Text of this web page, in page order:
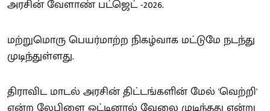
அரசின் வேளாண் பட்ஜெட் -2026.
மற்றுமொரு பெயர்மாற்ற நிகழ்வாக மட்டுமே நடந்து
முடிந்துள்ளது.
திராவிட மாடல் அரசின் திட்டங்களின் மேல் 'வெற்றி'